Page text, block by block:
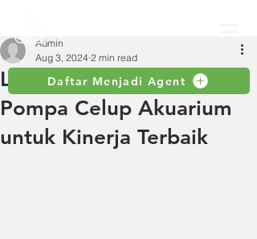
Daftar Menjadi Agent
Langkah-langkah Inspeksi
Pompa Celup Akuarium
untuk Kinerja Terbaik
Admin
Aug 3, 2024 2 min read